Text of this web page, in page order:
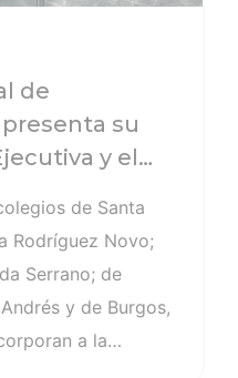
con 625
alumnos, lo que
cuantitativo y
formativa.
de
presenta su
y el
en los
de Santa
Rodríguez Novo;
Serrano; de
y de Burgos,
a la